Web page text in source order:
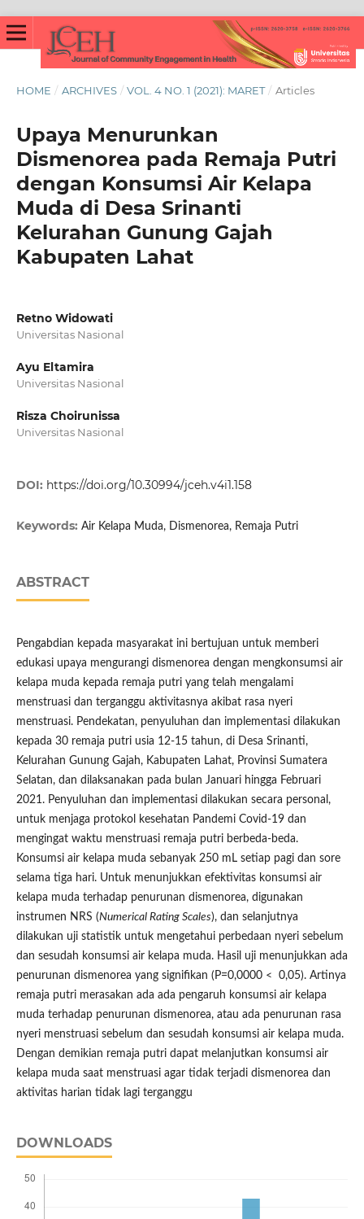
HOME / ARCHIVES / VOL. 4 NO. 1 (2021): MARET / Articles
Upaya Menurunkan
Dismenorea pada Remaja Putri
dengan Konsumsi Air Kelapa
Muda di Desa Srinanti
Kelurahan Gunung Gajah
Kabupaten Lahat
Retno Widowati
Universitas Nasional
Ayu Eltamira
Universitas Nasional
Risza Choirunissa
Universitas Nasional
DOI: https://doi.org/10.30994/jceh.v4i1.158
Keywords: Air Kelapa Muda, Dismenorea, Remaja Putri
ABSTRACT
Pengabdian kepada masyarakat ini bertujuan untuk memberi
edukasi upaya mengurangi dismenorea dengan mengkonsumsi air
kelapa muda kepada remaja putri yang telah mengalami
menstruasi dan terganggu aktivitasnya akibat rasa nyeri
menstruasi. Pendekatan, penyuluhan dan implementasi dilakukan
kepada 30 remaja putri usia 12-15 tahun, di Desa Srinanti,
Kelurahan Gunung Gajah, Kabupaten Lahat, Provinsi Sumatera
Selatan, dan dilaksanakan pada bulan Januari hingga Februari
2021. Penyuluhan dan implementasi dilakukan secara personal,
untuk menjaga protokol kesehatan Pandemi Covid-19 dan
mengingat waktu menstruasi remaja putri berbeda-beda.
Konsumsi air kelapa muda sebanyak 250 mL setiap pagi dan sore
selama tiga hari. Untuk menunjukkan efektivitas konsumsi air
kelapa muda terhadap penurunan dismenorea, digunakan
instrumen NRS (Numerical Rating Scales), dan selanjutnya
dilakukan uji statistik untuk mengetahui perbedaan nyeri sebelum
dan sesudah konsumsi air kelapa muda. Hasil uji menunjukkan ada
penurunan dismenorea yang signifikan (P=0,0000 < 0,05). Artinya
remaja putri merasakan ada ada pengaruh konsumsi air kelapa
muda terhadap penurunan dismenorea, atau ada penurunan rasa
nyeri menstruasi sebelum dan sesudah konsumsi air kelapa muda.
Dengan demikian remaja putri dapat melanjutkan konsumsi air
kelapa muda saat menstruasi agar tidak terjadi dismenorea dan
aktivitas harian tidak lagi terganggu
DOWNLOADS